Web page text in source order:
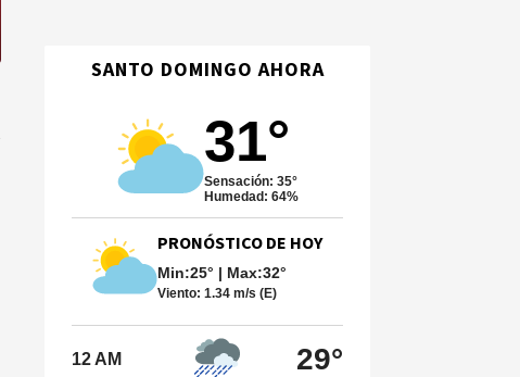
SANTO DOMINGO AHORA
31°
Sensación: 35°
Humedad: 64%
PRONÓSTICO DE HOY
Min:25° | Max:32°
Viento: 1.34 m/s (E)
12 AM 29°